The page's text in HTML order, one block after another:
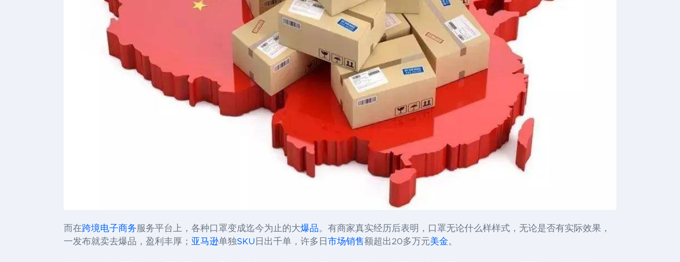
而在跨境电子商务服务平台上，各种口罩变成迄今为止的大爆品。有商家真实经历后表明，口罩无论什么样样式，无论是否有实际效果，
一发布就卖去爆品，盈利丰厚； 亚马逊单独SKU 日出千单，许多日 市场销售额超出20多万元美金。